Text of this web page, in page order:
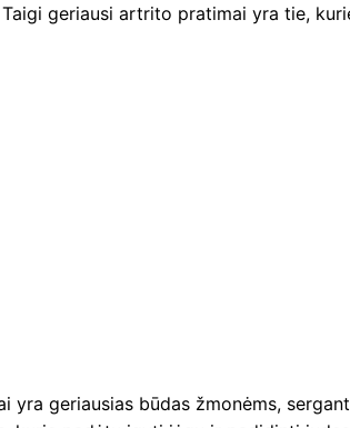
geriausi artrito pratimai yra tie,
yra geriausias būdas žmonėms,